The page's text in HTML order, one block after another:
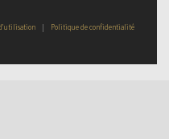
| Politique de confidentialité